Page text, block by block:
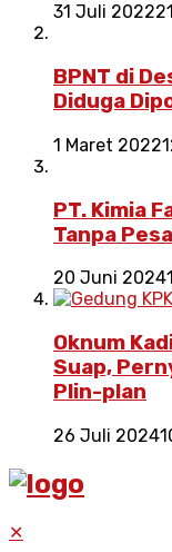
31 Juli 2022
BPNT di
Diduga
1 Maret 2022
PT. Kimia
Tanpa
20 Juni 2024
Oknum
Suap,
Plin-plan
26 Juli 2024
✕